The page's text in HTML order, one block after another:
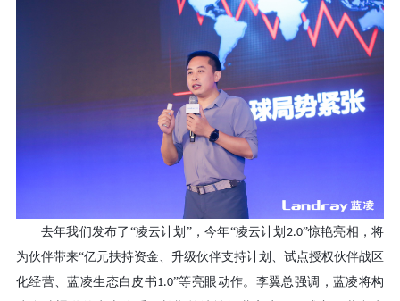
去年我们发布了 “凌云计划”，今年“凌云计划 2.0”惊艳亮相，将
为伙伴带来“亿元扶持资金、升级伙伴支持计划、试点授权伙伴战区
化经营、蓝凌生态白皮书1.0”等亮眼动作。李翼总强调，蓝凌将构